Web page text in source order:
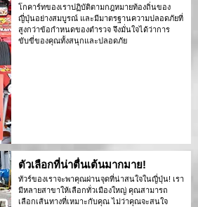
โกคาร์ทของเราปฏิบัติตามกฎหมายท้องถิ่นของ
ญี่ปุ่นอย่างสมบูรณ์ และมีมาตรฐานความปลอดภัยที่
สูงกว่าข้อกำหนดของตำรวจ จึงมั่นใจได้ว่าการ
ขับขี่ของคุณทั้งสนุกและปลอดภัย
ตัวเลือกที่น่าตื่นเต้นมากมาย!
ทัวร์ของเราจะพาคุณผ่านจุดที่น่าสนใจในญี่ปุ่น! เรา
มีหลายสาขาให้เลือกทั่วเมืองใหญ่ คุณสามารถ
เลือกเส้นทางที่เหมาะกับคุณ ไม่ว่าคุณจะสนใจ